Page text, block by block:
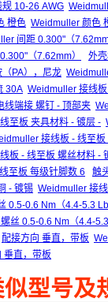
规 10-26 AWG
橙色 Weidmuller 颜色
间距 0.300"（
（7.62mm）
外
PA），尼龙
30A Weidmuller 接线
线端接 螺钉 - 顶部夹
至板 夹具材料 - 镀层 -
接线板 - 线至板
板 - 线至板 螺丝材料 -
至板 每级针脚数 6
触
- 镀锡 Weidmuller 接
0.5-0.6 Nm（4.4-5.3
丝 0.5-0.6 Nm（4.4-
配接方向 垂直，带板
垂直，带板
型号及